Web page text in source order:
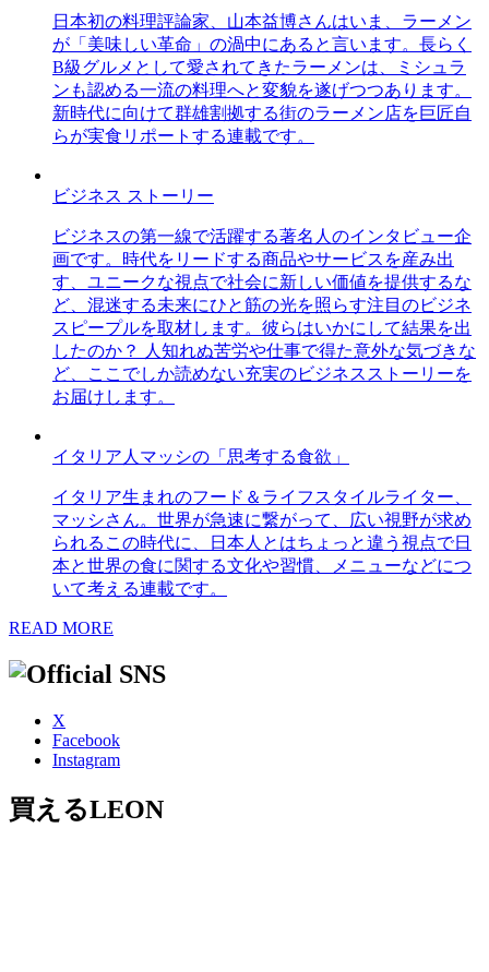
日本初の料理評論家、山本益博さんはいま、ラーメン
が「美味しい革命」の渦中にあると言います。長らく
B級グルメとして愛されてきたラーメンは、ミシュラ
ンも認める一流の料理へと変貌を遂げつつあります。
新時代に向けて群雄割拠する街のラーメン店を巨匠自
らが実食リポートする連載です。
ビジネス ストーリー
ビジネスの第一線で活躍する著名人のインタビュー企
画です。時代をリードする商品やサービスを産み出
す、ユニークな視点で社会に新しい価値を提供するな
ど、混迷する未来にひと筋の光を照らす注目のビジネ
スピープルを取材します。彼らはいかにして結果を出
したのか？ 人知れぬ苦労や仕事で得た意外な気づきな
ど、ここでしか読めない充実のビジネスストーリーを
お届けします。
イタリア人マッシの「思考する食欲」
イタリア生まれのフード＆ライフスタイルライター、
マッシさん。世界が急速に繋がって、広い視野が求め
られるこの時代に、日本人とはちょっと違う視点で日
本と世界の食に関する文化や習慣、メニューなどにつ
いて考える連載です。
READ MORE
X
Facebook
Instagram
買えるLEON